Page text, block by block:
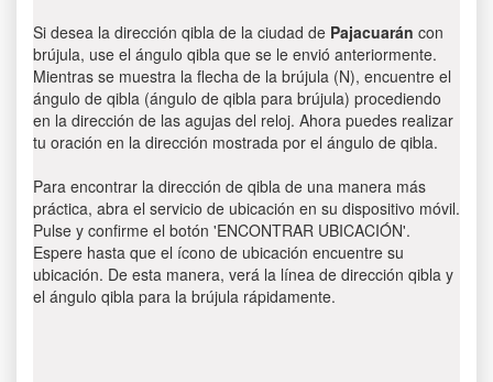
Si desea la dirección qibla de la ciudad de Pajacuarán con
brújula, use el ángulo qibla que se le envió anteriormente.
Mientras se muestra la flecha de la brújula (N), encuentre el
ángulo de qibla (ángulo de qibla para brújula) procediendo
en la dirección de las agujas del reloj. Ahora puedes realizar
tu oración en la dirección mostrada por el ángulo de qibla.
Para encontrar la dirección de qibla de una manera más
práctica, abra el servicio de ubicación en su dispositivo móvil.
Pulse y confirme el botón 'ENCONTRAR UBICACIÓN'.
Espere hasta que el ícono de ubicación encuentre su
ubicación. De esta manera, verá la línea de dirección qibla y
el ángulo qibla para la brújula rápidamente.